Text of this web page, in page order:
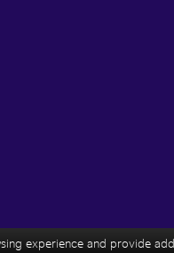
experience and provide